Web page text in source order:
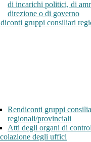
di incarichi politici, di
direzione o di governo
gruppi consiliari
Rendiconti gruppi
regionali/provinciali
Atti degli organi di
degli uffici